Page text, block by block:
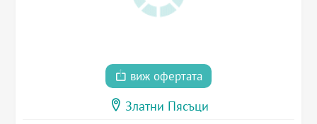
виж офертата
Златни Пясъци